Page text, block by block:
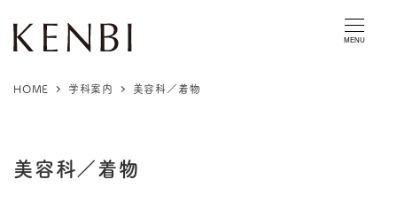
MENU
HOME 学科案内 美容科／着物
美容科／着物